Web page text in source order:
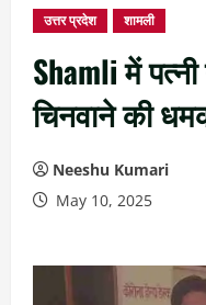
उत्तर प्रदेश शामली
Shamli में
चिनवाने की
Neeshu Kumari
May 10, 2025